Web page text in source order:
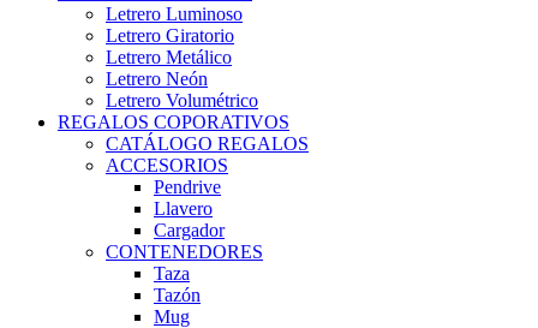
Letrero Luminoso
Letrero Giratorio
Letrero Metálico
Letrero Neón
Letrero Volumétrico
REGALOS COPORATIVOS
CATÁLOGO REGALOS
ACCESORIOS
Pendrive
Llavero
Cargador
CONTENEDORES
Taza
Tazón
Mug